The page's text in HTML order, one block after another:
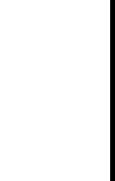
può portarti alla
del Gioco